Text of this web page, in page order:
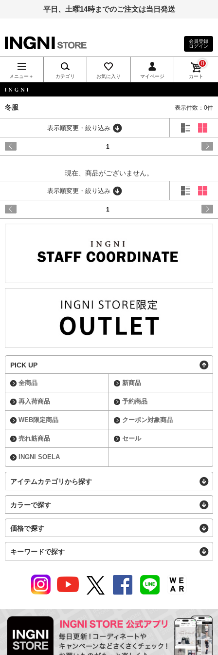
平日、土曜14時までのご注文は当日発送
INGNI（イン
グ）公式通
販｜INGNI
STORE
会員登録
ログイン
メニュー＋ カテゴリ お気に入り マイページ カート
0
冬服 表示件数：0件
表示順変更・絞り込み
1
現在、商品がございません。
表示順変更・絞り込み
1
PICK UP
全商品 新商品
再入荷商品 予約商品
WEB限定商品 クーポン対象商品
売れ筋商品 セール
INGNI SOELA
アイテムカテゴリから探す
カラーで探す
価格で探す
キーワードで探す